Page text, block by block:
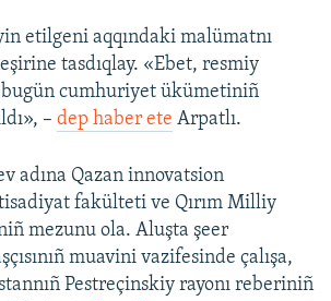
etilgeni aqqındaki malümatnı
tasdıqlay. «Ebet, resmiy
cumhuriyet ükümetiniñ
– dep haber ete Arpatlı.
adına Qazan innovatsion
fakülteti ve Qırım Milliy
mezunu ola. Aluşta şeer
muavini vazifesinde çalışa,
Pestreçinskiy rayonı reberiniñ